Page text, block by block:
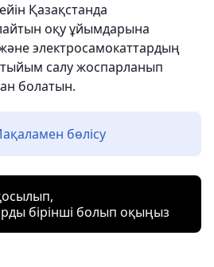
Қазақстанда
оқу ұйымдарына
электросамокаттардың
салу жоспарланып
болатын.
бөлісу
бірінші болып оқыңыз